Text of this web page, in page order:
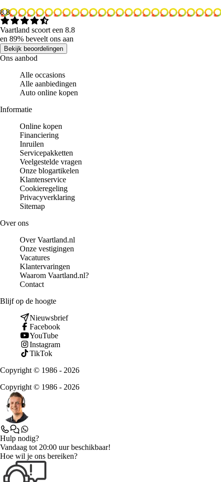
8.8
Vaartland scoort een 8.8
en 89% beveelt ons aan
Bekijk beoordelingen
Ons aanbod
Alle occasions
Alle aanbiedingen
Auto online kopen
Informatie
Online kopen
Financiering
Inruilen
Servicepakketten
Veelgestelde vragen
Onze blogartikelen
Klantenservice
Cookieregeling
Privacyverklaring
Sitemap
Over ons
Over Vaartland.nl
Onze vestigingen
Vacatures
Klantervaringen
Waarom Vaartland.nl?
Contact
Blijf op de hoogte
Nieuwsbrief
Facebook
YouTube
Instagram
TikTok
Copyright © 1986 - 2026
Copyright © 1986 - 2026
Hulp nodig?
Vandaag tot 20:00 uur beschikbaar!
Hoe wil je ons bereiken?